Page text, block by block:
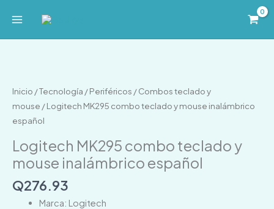
Inicio /Tecnología /Periféricos /Combos teclado y
mouse / Logitech MK295 combo teclado y mouse inalámbrico
español
Logitech MK295 combo teclado y
mouse inalámbrico español
Q276.93
Marca: Logitech
combo
teclado
y
inalámbrico
español